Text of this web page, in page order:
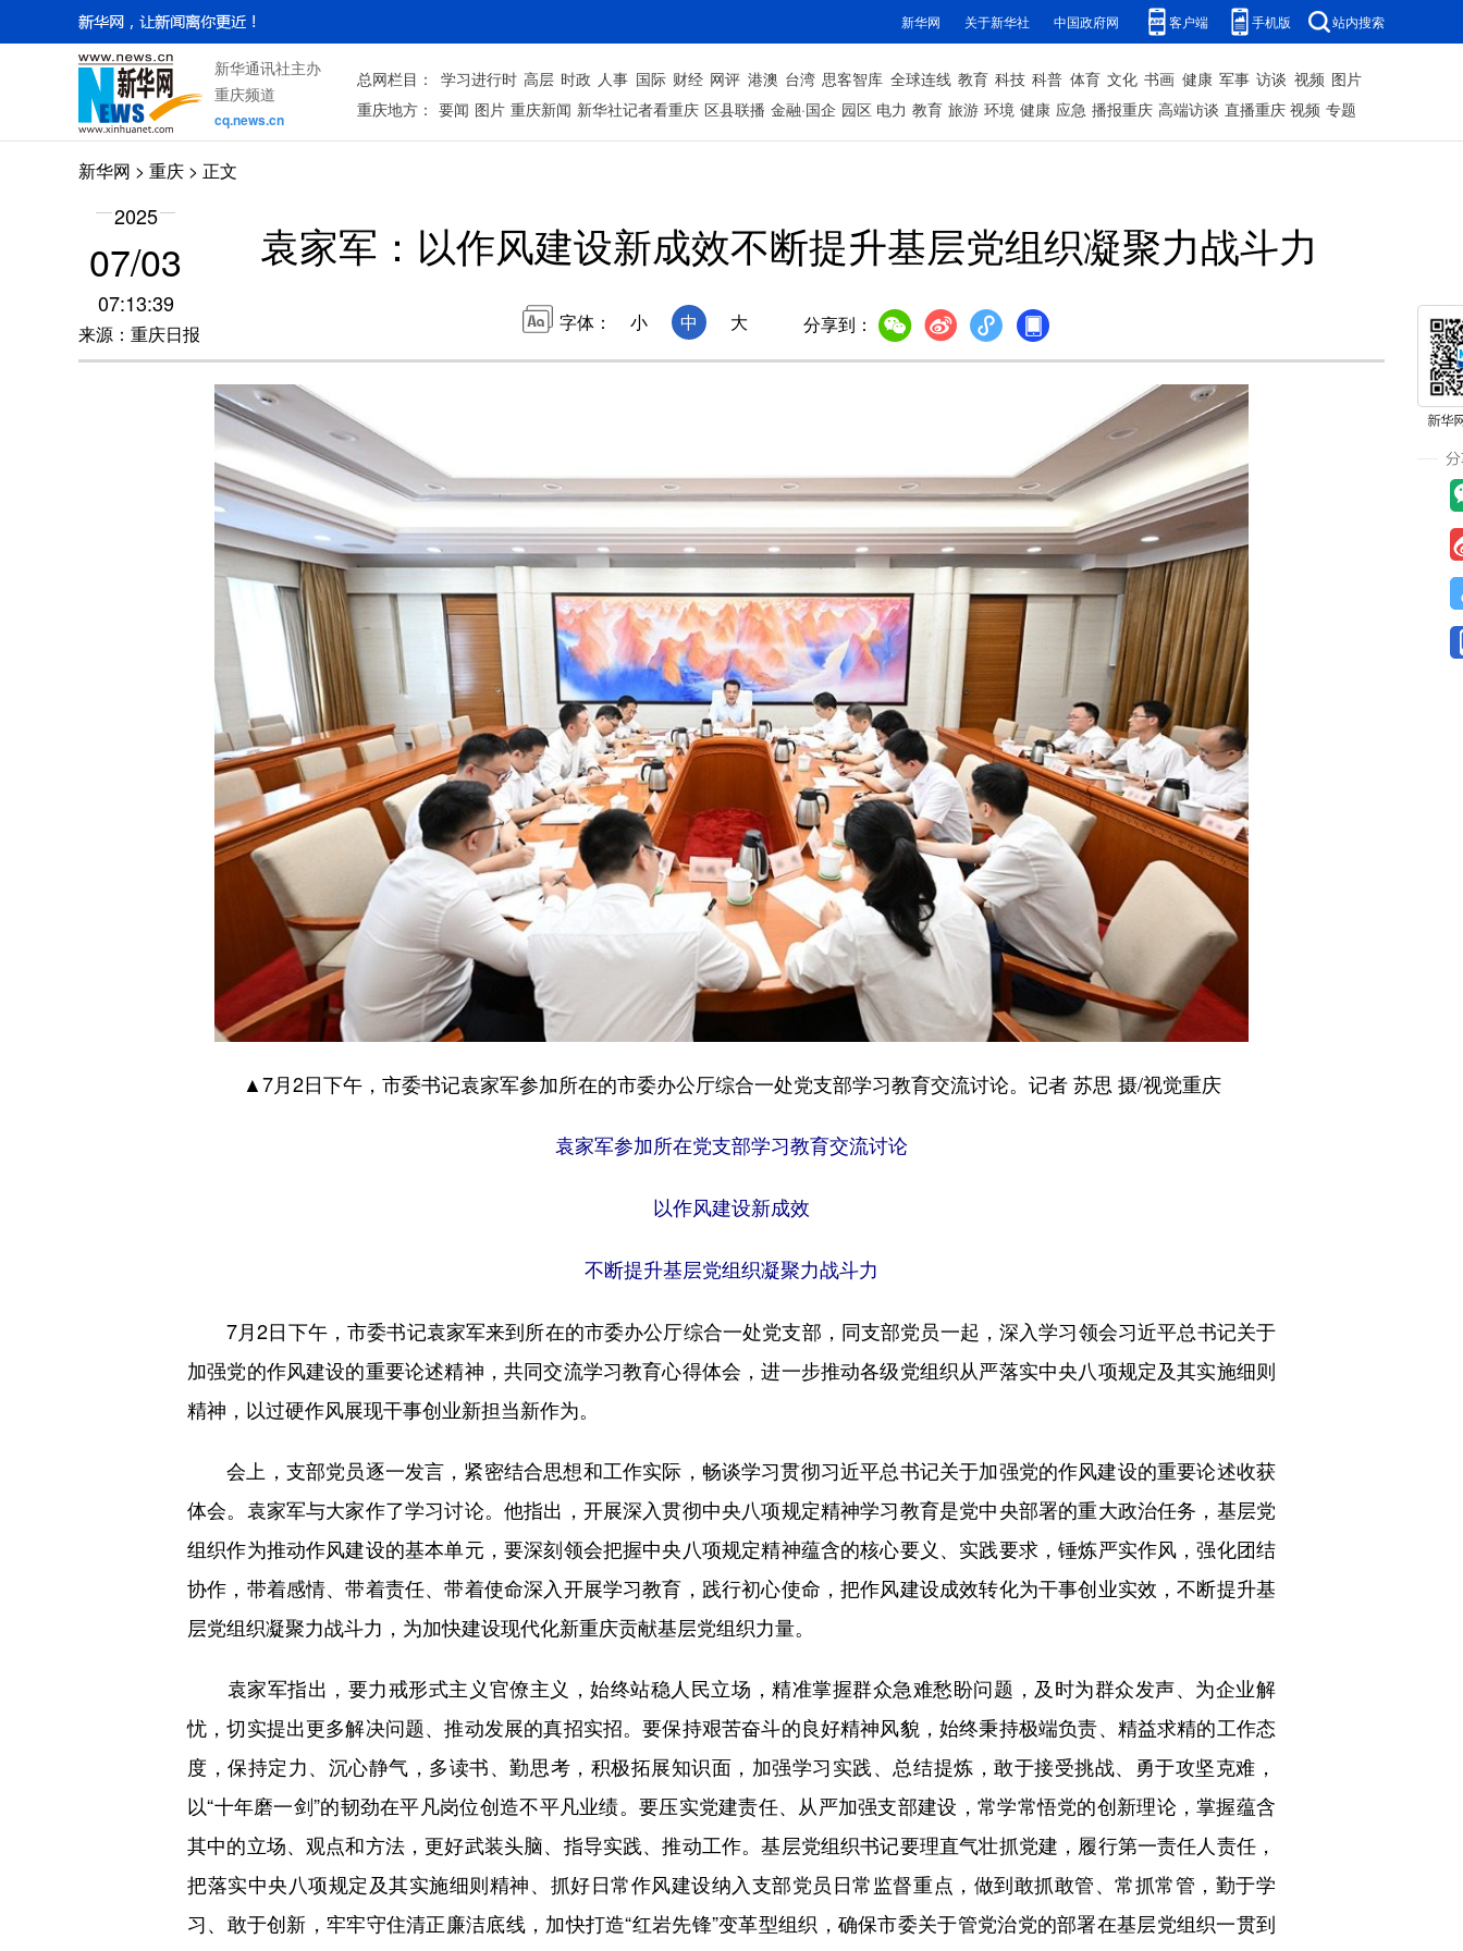
新华网 关于新华社 中国政府网 客户端 手机版 站内搜索
新华通讯社主办
重庆频道
cq.news.cn
总网栏目： 学习进行时 高层 时政 人事 国际 财经 网评 港澳 台湾 思客智库 全球连线 教育 科技 科普 体育 文化 书画 健康 军事 访谈 视频 图片
重庆地方： 要闻 图片 重庆新闻 新华社记者看重庆 区县联播 金融·国企 园区 电力 教育 旅游 环境 健康 应急 播报重庆 高端访谈 直播重庆 视频 专题
新华网 > 重庆 > 正文
2025
07/03
07:13:39
来源：重庆日报
袁家军：以作风建设新成效不断提升基层党组织凝聚力战斗力
字体： 小 中 大 分享到：
▲7月2日下午，市委书记袁家军参加所在的市委办公厅综合一处党支部学习教育交流讨论。记者 苏思 摄/视觉重庆
袁家军参加所在党支部学习教育交流讨论
以作风建设新成效
不断提升基层党组织凝聚力战斗力
7月2日下午，市委书记袁家军来到所在的市委办公厅综合一处党支部，同支部党员一起，深入学习领会习近平总书记关于
加强党的作风建设的重要论述精神，共同交流学习教育心得体会，进一步推动各级党组织从严落实中央八项规定及其实施细则
精神，以过硬作风展现干事创业新担当新作为。
会上，支部党员逐一发言，紧密结合思想和工作实际，畅谈学习贯彻习近平总书记关于加强党的作风建设的重要论述收获
体会。袁家军与大家作了学习讨论。他指出，开展深入贯彻中央八项规定精神学习教育是党中央部署的重大政治任务，基层党
组织作为推动作风建设的基本单元，要深刻领会把握中央八项规定精神蕴含的核心要义、实践要求，锤炼严实作风，强化团结
协作，带着感情、带着责任、带着使命深入开展学习教育，践行初心使命，把作风建设成效转化为干事创业实效，不断提升基
层党组织凝聚力战斗力，为加快建设现代化新重庆贡献基层党组织力量。
袁家军指出，要力戒形式主义官僚主义，始终站稳人民立场，精准掌握群众急难愁盼问题，及时为群众发声、为企业解
忧，切实提出更多解决问题、推动发展的真招实招。要保持艰苦奋斗的良好精神风貌，始终秉持极端负责、精益求精的工作态
度，保持定力、沉心静气，多读书、勤思考，积极拓展知识面，加强学习实践、总结提炼，敢于接受挑战、勇于攻坚克难，
以“十年磨一剑”的韧劲在平凡岗位创造不平凡业绩。要压实党建责任、从严加强支部建设，常学常悟党的创新理论，掌握蕴含
其中的立场、观点和方法，更好武装头脑、指导实践、推动工作。基层党组织书记要理直气壮抓党建，履行第一责任人责任，
把落实中央八项规定及其实施细则精神、抓好日常作风建设纳入支部党员日常监督重点，做到敢抓敢管、常抓常管，勤于学
习、敢于创新，牢牢守住清正廉洁底线，加快打造“红岩先锋”变革型组织，确保市委关于管党治党的部署在基层党组织一贯到